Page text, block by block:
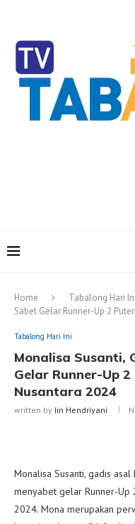
Home Tabalong Hari Ini
Sabet Gelar Runner-Up 2
Tabalong Hari Ini
Monalisa Susanti,
Gelar Runner-Up
Nusantara 2024
written by Iin Hendriyani
Monalisa Susanti, gadis
menyabet gelar Runner-Up
2024. Mona merupakan